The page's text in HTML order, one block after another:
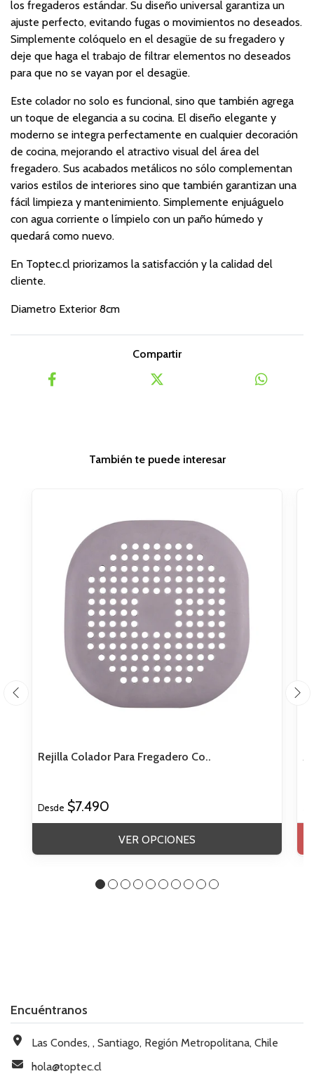
los fregaderos estándar. Su diseño universal garantiza un
ajuste perfecto, evitando fugas o movimientos no deseados.
Simplemente colóquelo en el desagüe de su fregadero y
deje que haga el trabajo de filtrar elementos no deseados
para que no se vayan por el desagüe.
Este colador no solo es funcional, sino que también agrega
un toque de elegancia a su cocina. El diseño elegante y
moderno se integra perfectamente en cualquier decoración
de cocina, mejorando el atractivo visual del área del
fregadero. Sus acabados metálicos no sólo complementan
varios estilos de interiores sino que también garantizan una
fácil limpieza y mantenimiento. Simplemente enjuáguelo
con agua corriente o límpielo con un paño húmedo y
quedará como nuevo.
En Toptec.cl priorizamos la satisfacción y la calidad del
cliente.
Diametro Exterior 8cm
Compartir
También te puede interesar
Rejilla Colador Para Fregadero Co..
Desde $7.490
VER OPCIONES
Encuéntranos
Las Condes, , Santiago, Región Metropolitana, Chile
hola@toptec.cl